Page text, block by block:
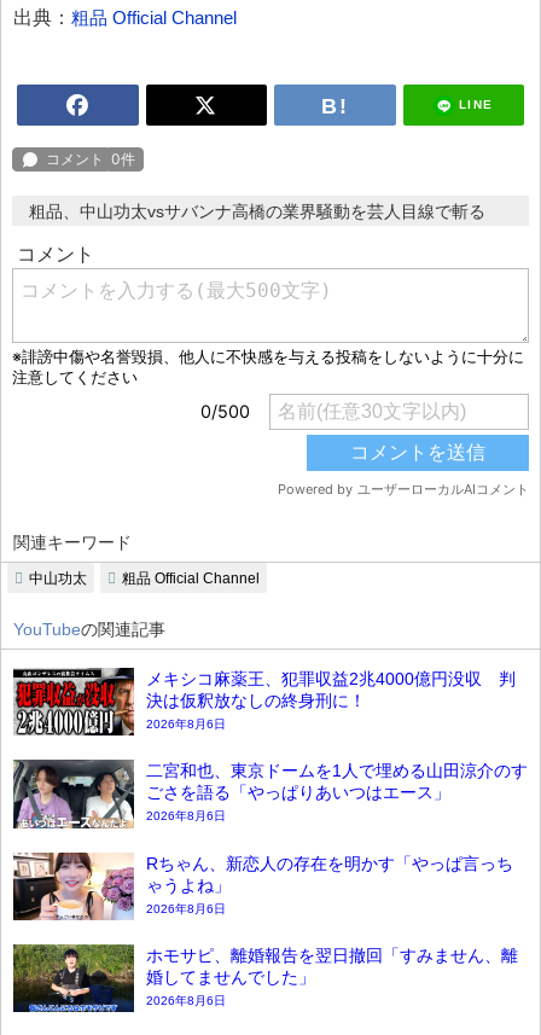
出典： 粗品 Official Channel
LINE
粗品、中山功太vsサバンナ高橋の業界騒動を芸人目線で斬る
関連キーワード
中山功太 粗品 Official Channel
YouTubeの関連記事
メキシコ麻薬王、犯罪収益2兆4000億円没収 判
決は仮釈放なしの終身刑に！
2026年8月6日
二宮和也、東京ドームを1人で埋める山田涼介のす
ごさを語る「やっぱりあいつはエース」
2026年8月6日
Rちゃん、新恋人の存在を明かす「やっぱ言っち
ゃうよね」
2026年8月6日
ホモサピ、離婚報告を翌日撤回「すみません、離
婚してませんでした」
2026年8月6日